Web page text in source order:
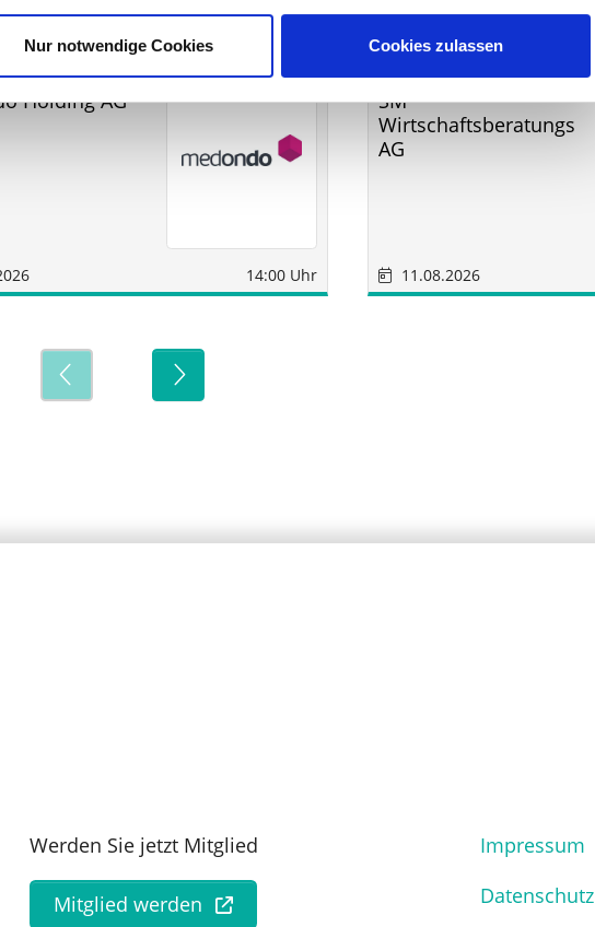
Nur notwendige Cookies Cookies zulassen
Holding AG
14:00 Uhr
SM
Wirtschaftsberatungs
AG
11.08.2026
Werden Sie jetzt Mitglied
Mitglied werden
Impressum
Datenschutz